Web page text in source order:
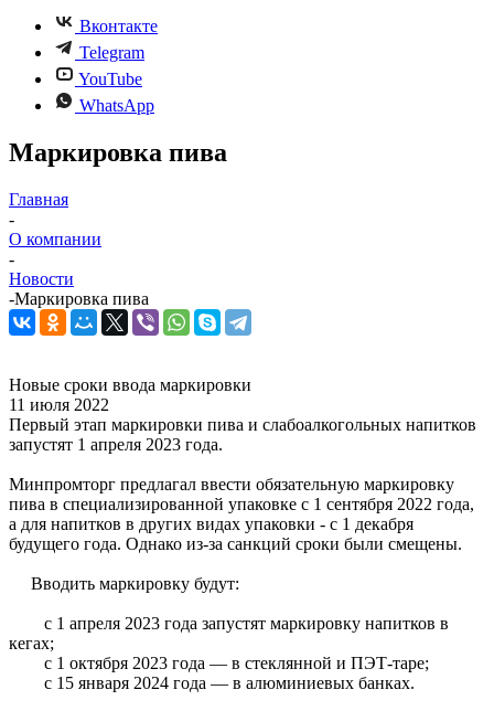
Вконтакте
Telegram
YouTube
WhatsApp
Маркировка пива
Главная
-
О компании
-
Новости
-Маркировка пива
Новые сроки ввода маркировки
11 июля 2022
Первый этап маркировки пива и слабоалкогольных напитков
запустят 1 апреля 2023 года.
Минпромторг предлагал ввести обязательную маркировку
пива в специализированной упаковке с 1 сентября 2022 года,
а для напитков в других видах упаковки - с 1 декабря
будущего года. Однако из-за санкций сроки были смещены.
Вводить маркировку будут:
с 1 апреля 2023 года запустят маркировку напитков в
кегах;
с 1 октября 2023 года — в стеклянной и ПЭТ-таре;
с 15 января 2024 года — в алюминиевых банках.